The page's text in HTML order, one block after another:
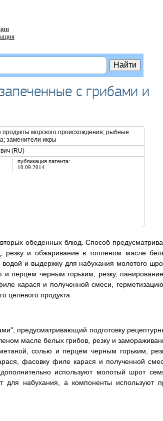
с грибами и
морского происхождения; рыбные
заменители икры
(RU)
публикация патента:
10.09.2014
обеденных блюд. Способ
резку и обжаривание в топленом масле
водой и выдержку для набухания молотого
перцем черным горьким, резку,
карася и полученной смеси,
целевого продукта.
предусматривающий подготовку
масле белых грибов, резку и
солью и перцем черным горьким,
фасовку филе карася и полученной
используют молотый шрот
для набухания, а компоненты используют